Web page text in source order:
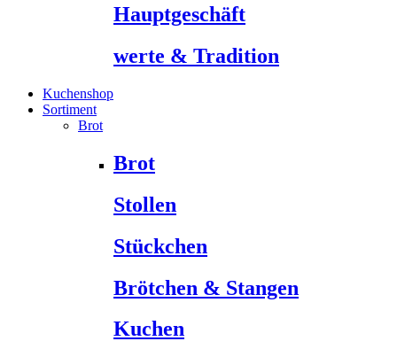
Hauptgeschäft
werte & Tradition
Kuchenshop
Sortiment
Brot
Brot
Stollen
Stückchen
Brötchen & Stangen
Kuchen